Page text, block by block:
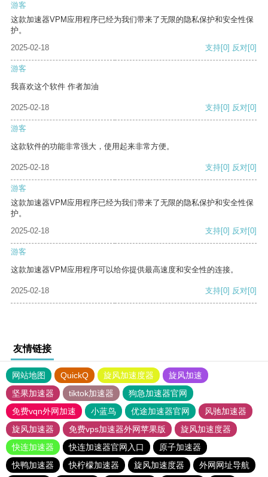
游客
这款加速器VPM应用程序已经为我们带来了无限的隐私保护和安全性保
护。
2025-02-18
支持[0] 反对[0]
游客
我喜欢这个软件 作者加油
2025-02-18 支持[0] 反对[0]
游客
这款软件的功能非常强大，使用起来非常方便。
2025-02-18 支持[0] 反对[0]
游客
这款加速器VPM应用程序已经为我们带来了无限的隐私保护和安全性保
护。
2025-02-18
支持[0] 反对[0]
游客
这款加速器VPM应用程序可以给你提供最高速度和安全性的连接。
2025-02-18 支持[0] 反对[0]
友情链接
网站地图 QuickQ 旋风加速度器
旋风加速
坚果加速器
tiktok加速器
狗急加速器官网
免费vqn外网加速
小蓝鸟 优途加速器官网
风驰加速器
旋风加速器
免费vps加速器外网苹果版
旋风加速度器
快连加速器
快连加速器官网入口
原子加速器
快鸭加速器
快柠檬加速器 旋风加速度器 外网网址导航